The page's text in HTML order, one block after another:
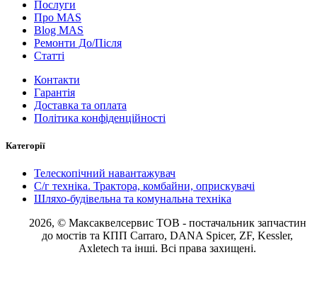
Послуги
Про MAS
Blog MAS
Ремонти До/Після
Статті
Контакти
Гарантія
Доставка та оплата
Політика конфіденційності
Категорії
Телескопічний навантажувач
С/г техніка. Трактора, комбайни, оприскувачі
Шляхо-будівельна та комунальна техніка
2026, © Максаквелсервис ТОВ - постачальник запчастин
до мостів та КПП Carraro, DANA Spicer, ZF, Kessler,
Axletech та інші. Всі права захищені.